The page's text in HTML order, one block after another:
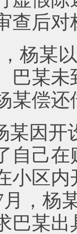
查后
杨某
巴某
某偿
某因
自己
小区
月，杨
巴某出